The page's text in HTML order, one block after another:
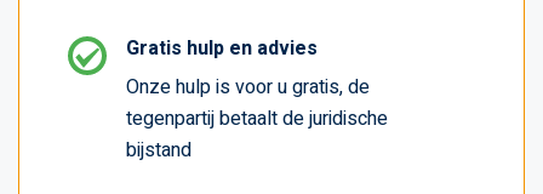
Gratis hulp en advies
Onze hulp is voor u gratis, de
tegenpartij betaalt de juridische
bijstand